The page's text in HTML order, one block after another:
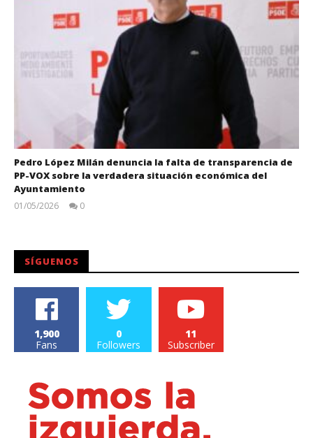
Pedro López Milán denuncia la falta de transparencia de
PP-VOX sobre la verdadera situación económica del
Ayuntamiento
01/05/2026
0
SÍGUENOS
1,900
Fans
0
Followers
11
Subscriber